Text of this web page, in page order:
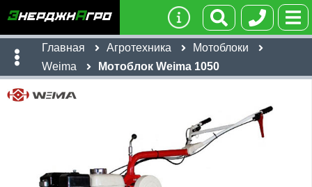
Главная Агротехника
Мотоблоки
Weima
Мотоблок Weima 1050
Ссылка